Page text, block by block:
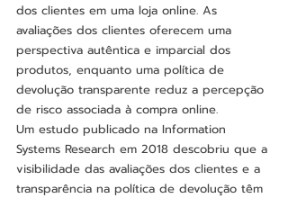
dos clientes em uma loja online. As
avaliações dos clientes oferecem uma
perspectiva autêntica e imparcial dos
produtos, enquanto uma política de
devolução transparente reduz a percepção
de risco associada à compra online.
Um estudo publicado na Information
Systems Research em 2018 descobriu que a
visibilidade das avaliações dos clientes e a
transparência na política de devolução têm